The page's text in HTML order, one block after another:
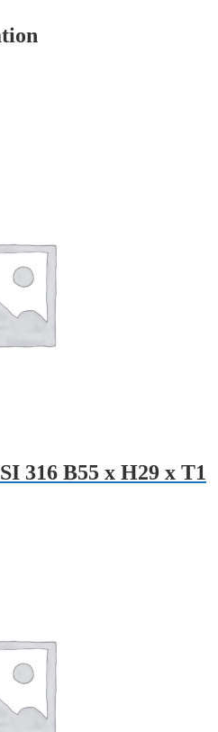
316 B55 x H29 x T1